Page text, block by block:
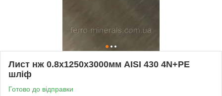
Лист нж 0.8х1250х3000мм AISI 430 4N+РЕ
шліф
Готово до відправки